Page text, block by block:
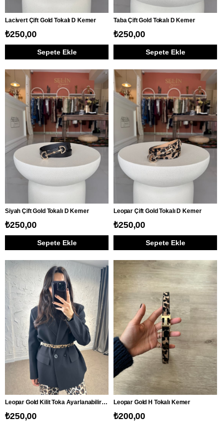
Lacivert Çift Gold Tokalı D Kemer
₺250,00
Sepete Ekle
Taba Çift Gold Tokalı D Kemer
₺250,00
Sepete Ekle
Siyah Çift Gold Tokalı D Kemer
₺250,00
Sepete Ekle
Leopar Çift Gold Tokalı D Kemer
₺250,00
Sepete Ekle
Leopar Gold Kilit Toka Ayarlanabilir Kemer
₺250,00
Leopar Gold H Tokalı Kemer
₺200,00